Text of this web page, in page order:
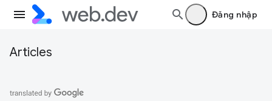
Đăng nhập
Articles